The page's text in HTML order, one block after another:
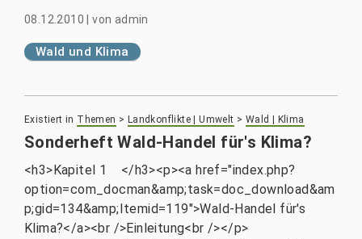
08.12.2010 |von admin
Wald und Klima
Existiert in Themen > Landkonflikte | Umwelt > Wald | Klima
Sonderheft Wald-Handel für's Klima?
<h3>Kapitel 1 </h3><p><a href="index.php?
option=com_docman&amp;task=doc_download&am
p;gid=134&amp;Itemid=119">Wald-Handel für's
Klima?</a><br />Einleitung<br /></p>